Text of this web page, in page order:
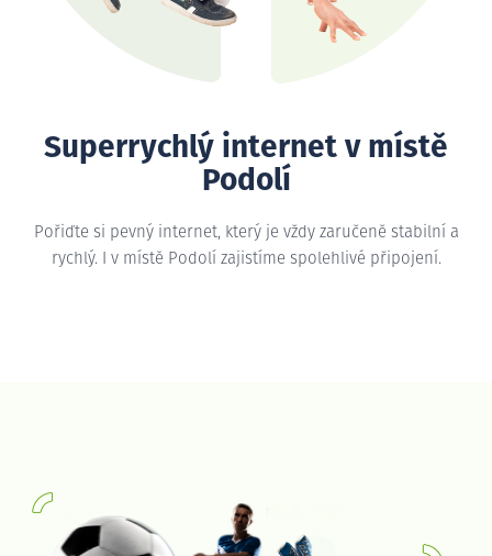
Superrychlý internet v místě
Podolí
Pořiďte si pevný internet, který je vždy zaručeně stabilní a
rychlý. I v místě Podolí zajistíme spolehlivé připojení.